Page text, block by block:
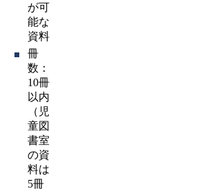
が可
能な
資料
冊
数：
10冊
以内
（児
童図
書室
の資
料は
5冊